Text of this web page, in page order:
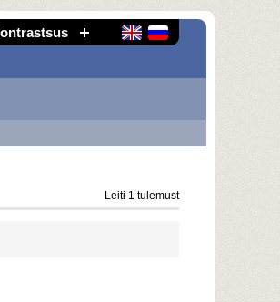
Leiti 1 tulemust